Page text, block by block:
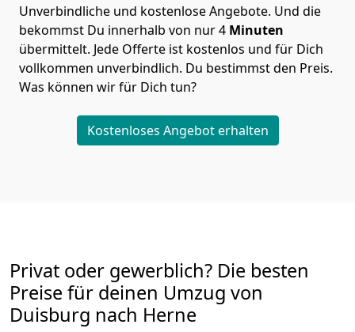
Unverbindliche und kostenlose Angebote. Und die
bekommst Du innerhalb von nur4 Minuten
übermittelt. Jede Offerte ist kostenlos und für Dich
vollkommen unverbindlich. Du bestimmst den Preis.
Was können wir für Dich tun?
Kostenloses Angebot erhalten
Privat oder gewerblich? Die besten
Preise für deinen Umzug von
Duisburg nach Herne